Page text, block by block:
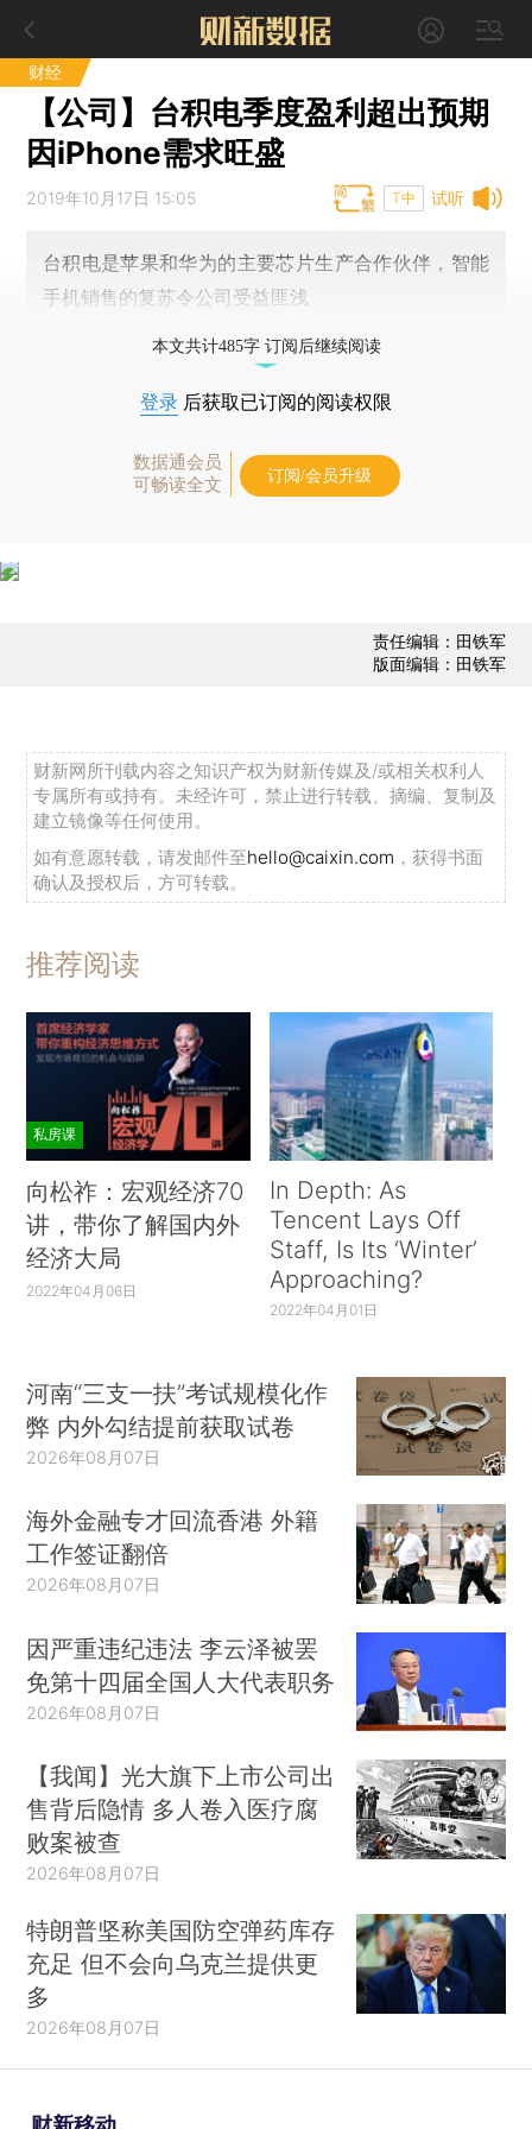
财经
【公司】台积电季度盈利超出预期
因iPhone需求旺盛
试听
2019年10月17日 15:05 T中
台积电是苹果和华为的主要芯片生产合作伙伴，智能
手机销售的复苏令公司受益匪浅
本文共计485字 订阅后继续阅读
登录 后获取已订阅的阅读权限
数据通会员
可畅读全文
订阅/会员升级
责任编辑：田铁军
版面编辑：田铁军
财新网所刊载内容之知识产权为财新传媒及/或相关权利人
专属所有或持有。未经许可，禁止进行转载、摘编、复制及
建立镜像等任何使用。
如有意愿转载，请发邮件至hello@caixin.com ，获得书面
确认及授权后，方可转载。
推荐阅读
私房课
向松祚：宏观经济70
讲，带你了解国内外
经济大局
2022年04月06日
In Depth: As
Tencent Lays Off
Staff, Is Its ‘Winter’
Approaching?
2022年04月01日
河南“三支一扶”考试规模化作
弊 内外勾结提前获取试卷
2026年08月07日
海外金融专才回流香港 外籍
工作签证翻倍
2026年08月07日
因严重违纪违法 李云泽被罢
免第十四届全国人大代表职务
2026年08月07日
【我闻】光大旗下上市公司出
售背后隐情 多人卷入医疗腐
败案被查
2026年08月07日
特朗普坚称美国防空弹药库存
充足 但不会向乌克兰提供更
多
2026年08月07日